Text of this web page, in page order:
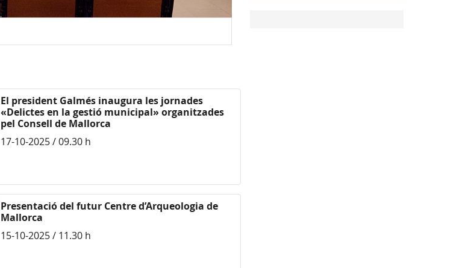
El president Galmés inaugura les jornades
«Delictes en la gestió municipal» organitzades
pel Consell de Mallorca
17-10-2025 / 09.30 h
Presentació del futur Centre d’Arqueologia de
Mallorca
15-10-2025 / 11.30 h